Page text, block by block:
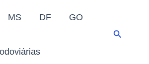
MS DF GO
Pesquisar